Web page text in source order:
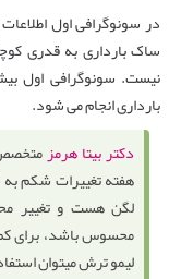
در سونوگرافی اول
ساک بارداری به قدری
نیست. سونوگرافی اول
بارداری انجام می شود.
دکتر بیتا هرمزمتخصص
هفته تغییرات شکم
لگن هست و تغییر
محسوس باشد، برای
لیمو ترش میتوان